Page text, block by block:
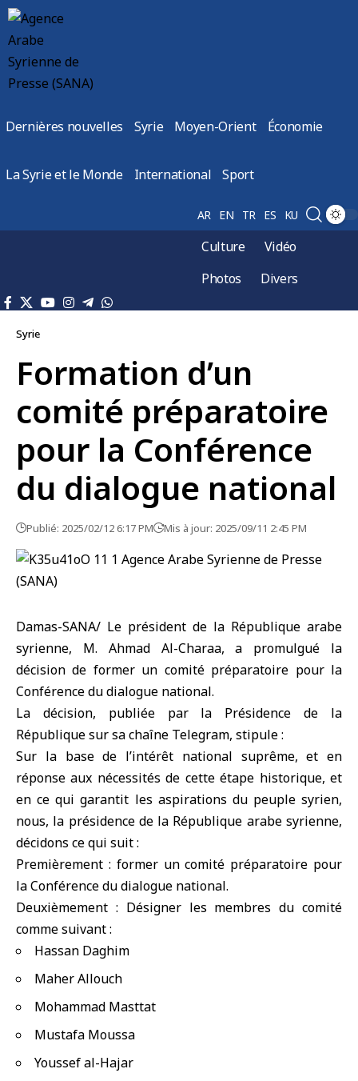
Dernières nouvelles Syrie Moyen-Orient Économie
La Syrie et le Monde International Sport
AR EN TR ES KU
Culture
Vidéo
Photos
Divers
Syrie
Formation d’un
comité préparatoire
pour la Conférence
du dialogue national
Publié: 2025/02/12 6:17 PM Mis à jour: 2025/09/11 2:45 PM
Damas-SANA/ Le président de la République arabe
syrienne, M. Ahmad Al-Charaa, a promulgué la
décision de former un comité préparatoire pour la
Conférence du dialogue national.
La décision, publiée par la Présidence de la
République sur sa chaîne Telegram, stipule :
Sur la base de l’intérêt national suprême, et en
réponse aux nécessités de cette étape historique, et
en ce qui garantit les aspirations du peuple syrien,
nous, la présidence de la République arabe syrienne,
décidons ce qui suit :
Premièrement : former un comité préparatoire pour
la Conférence du dialogue national.
Deuxièmement : Désigner les membres du comité
comme suivant :
Hassan Daghim
Maher Allouch
Mohammad Masttat
Mustafa Moussa
Youssef al-Hajar